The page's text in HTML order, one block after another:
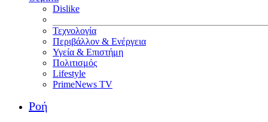
Dislike
Τεχνολογία
Περιβάλλον & Ενέργεια
Υγεία & Επιστήμη
Πολιτισμός
Lifestyle
PrimeNews TV
Ροή